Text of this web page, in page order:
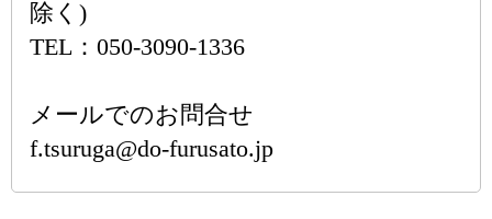
除く)
TEL：050-3090-1336
メールでのお問合せ
f.tsuruga@do-furusato.jp